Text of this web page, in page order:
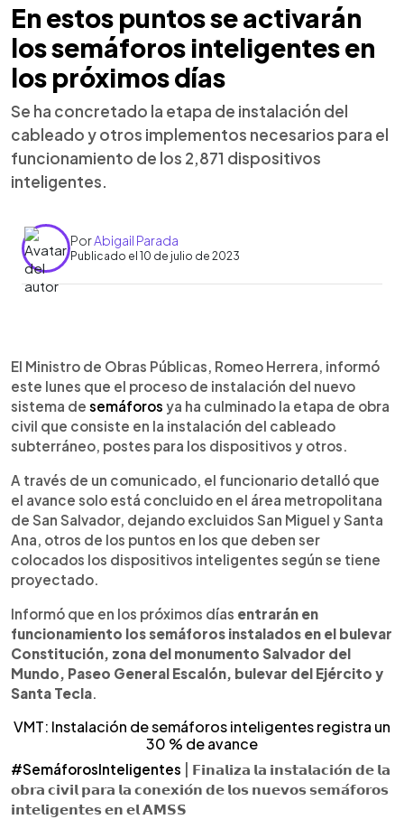
En estos puntos se activarán
los semáforos inteligentes en
los próximos días
Se ha concretado la etapa de instalación del
cableado y otros implementos necesarios para el
funcionamiento de los 2,871 dispositivos
inteligentes.
PorAbigail Parada
Publicado el 10 de julio de 2023
Escuchar artículo
El Ministro de Obras Públicas, Romeo Herrera, informó
este lunes que el proceso de instalación del nuevo
sistema de semáforos ya ha culminado la etapa de obra
civil que consiste en la instalación del cableado
subterráneo, postes para los dispositivos y otros.
A través de un comunicado, el funcionario detalló que
el avance solo está concluido en el área metropolitana
de San Salvador, dejando excluidos San Miguel y Santa
Ana, otros de los puntos en los que deben ser
colocados los dispositivos inteligentes según se tiene
proyectado.
Informó que en los próximos días entrarán en
funcionamiento los semáforos instalados en el bulevar
Constitución, zona del monumento Salvador del
Mundo, Paseo General Escalón, bulevar del Ejército y
Santa Tecla
VMT: Instalación de semáforos inteligentes registra un
30 % de avance
#SemáforosInteligentes | 𝗙𝗶𝗻𝗮𝗹𝗶𝘇𝗮 𝗹𝗮 𝗶𝗻𝘀𝘁𝗮𝗹𝗮𝗰𝗶𝗼́𝗻 𝗱𝗲 𝗹𝗮
𝗼𝗯𝗿𝗮 𝗰𝗶𝘃𝗶𝗹 𝗽𝗮𝗿𝗮 𝗹𝗮 𝗰𝗼𝗻𝗲𝘅𝗶𝗼́𝗻 𝗱𝗲 𝗹𝗼𝘀 𝗻𝘂𝗲𝘃𝗼𝘀 𝘀𝗲𝗺𝗮́𝗳𝗼𝗿𝗼𝘀
𝗶𝗻𝘁𝗲𝗹𝗶𝗴𝗲𝗻𝘁𝗲𝘀 𝗲𝗻 𝗲𝗹 𝗔𝗠𝗦𝗦